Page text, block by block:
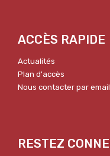
ACCÈS RAPIDE
Actualités
Plan d'accès
Nous contacter par email